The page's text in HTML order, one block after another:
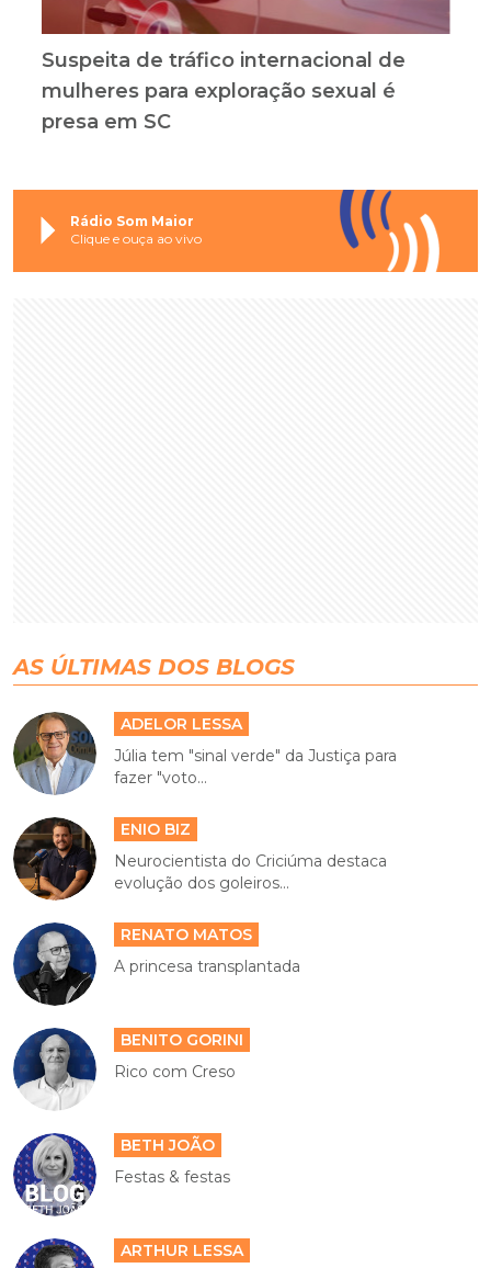
Suspeita de tráfico internacional de
mulheres para exploração sexual é
presa em SC
Rádio Som Maior
Clique e ouça ao vivo
AS ÚLTIMAS DOS BLOGS
ADELOR LESSA
Júlia tem "sinal verde" da Justiça para
fazer "voto...
ENIO BIZ
Neurocientista do Criciúma destaca
evolução dos goleiros...
RENATO MATOS
A princesa transplantada
BENITO GORINI
Rico com Creso
BETH JOÃO
Festas & festas
ARTHUR LESSA